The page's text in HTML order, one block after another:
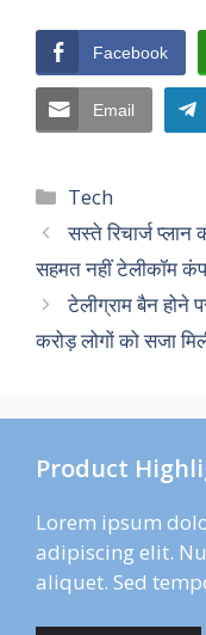
Facebook
Email
Categories
Tech
सस्ते रिचार्ज
सहमत नहीं टेलीकॉम
टेलीग्राम बैन होने
करोड़ लोगों को सजा
Product
Lorem ipsum
adipiscing elit.
aliquet. Sed